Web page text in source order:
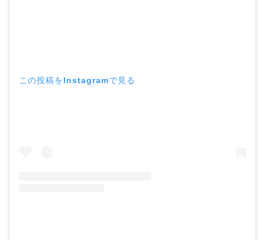
この投稿をInstagramで見る